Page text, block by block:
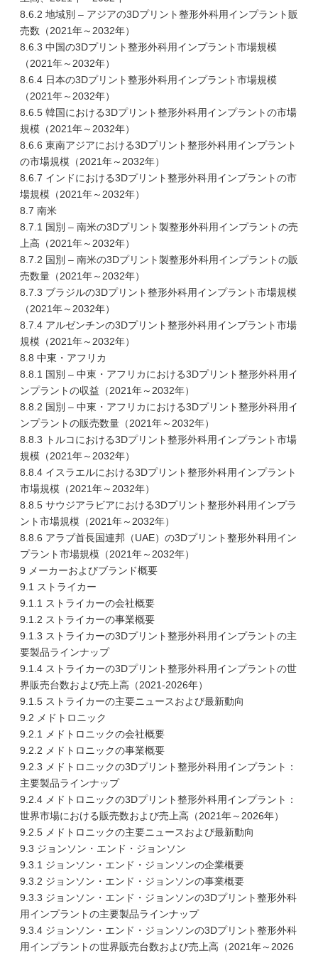
8.6.2 地域別 – アジアの3Dプリント整形外科用インプラント販
売数（2021年～2032年）
8.6.3 中国の3Dプリント整形外科用インプラント市場規模
（2021年～2032年）
8.6.4 日本の3Dプリント整形外科用インプラント市場規模
（2021年～2032年）
8.6.5 韓国における3Dプリント整形外科用インプラントの市場
規模（2021年～2032年）
8.6.6 東南アジアにおける3Dプリント整形外科用インプラント
の市場規模（2021年～2032年）
8.6.7 インドにおける3Dプリント整形外科用インプラントの市
場規模（2021年～2032年）
8.7 南米
8.7.1 国別 – 南米の3Dプリント製整形外科用インプラントの売
上高（2021年～2032年）
8.7.2 国別 – 南米の3Dプリント製整形外科用インプラントの販
売数量（2021年～2032年）
8.7.3 ブラジルの3Dプリント整形外科用インプラント市場規模
（2021年～2032年）
8.7.4 アルゼンチンの3Dプリント整形外科用インプラント市場
規模（2021年～2032年）
8.8 中東・アフリカ
8.8.1 国別 – 中東・アフリカにおける3Dプリント整形外科用イ
ンプラントの収益（2021年～2032年）
8.8.2 国別 – 中東・アフリカにおける3Dプリント整形外科用イ
ンプラントの販売数量（2021年～2032年）
8.8.3 トルコにおける3Dプリント整形外科用インプラント市場
規模（2021年～2032年）
8.8.4 イスラエルにおける3Dプリント整形外科用インプラント
市場規模（2021年～2032年）
8.8.5 サウジアラビアにおける3Dプリント整形外科用インプラ
ント市場規模（2021年～2032年）
8.8.6 アラブ首長国連邦（UAE）の3Dプリント整形外科用イン
プラント市場規模（2021年～2032年）
9 メーカーおよびブランド概要
9.1 ストライカー
9.1.1 ストライカーの会社概要
9.1.2 ストライカーの事業概要
9.1.3 ストライカーの3Dプリント整形外科用インプラントの主
要製品ラインナップ
9.1.4 ストライカーの3Dプリント整形外科用インプラントの世
界販売台数および売上高（2021-2026年）
9.1.5 ストライカーの主要ニュースおよび最新動向
9.2 メドトロニック
9.2.1 メドトロニックの会社概要
9.2.2 メドトロニックの事業概要
9.2.3 メドトロニックの3Dプリント整形外科用インプラント：
主要製品ラインナップ
9.2.4 メドトロニックの3Dプリント整形外科用インプラント：
世界市場における販売数および売上高（2021年～2026年）
9.2.5 メドトロニックの主要ニュースおよび最新動向
9.3 ジョンソン・エンド・ジョンソン
9.3.1 ジョンソン・エンド・ジョンソンの企業概要
9.3.2 ジョンソン・エンド・ジョンソンの事業概要
9.3.3 ジョンソン・エンド・ジョンソンの3Dプリント整形外科
用インプラントの主要製品ラインナップ
9.3.4 ジョンソン・エンド・ジョンソンの3Dプリント整形外科
用インプラントの世界販売台数および売上高（2021年～2026